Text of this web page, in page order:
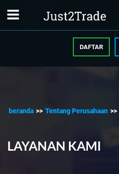
DAFTAR
beranda >> Tentang Perusahaan >>
LAYANAN KAMI